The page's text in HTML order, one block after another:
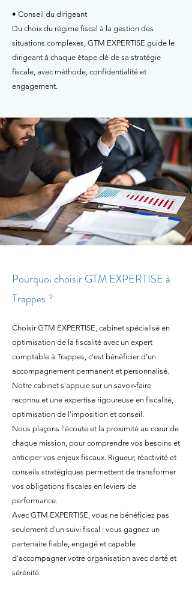
• Conseil du dirigeant
Du choix du régime fiscal à la gestion des
situations complexes, GTM EXPERTISE guide le
dirigeant à chaque étape clé de sa stratégie
fiscale, avec méthode, confidentialité et
engagement.
Pourquoi choisir GTM EXPERTISE à
Trappes ?
Choisir GTM EXPERTISE, cabinet spécialisé en
optimisation de la fiscalité avec un expert
comptable à Trappes, c'est bénéficier d'un
accompagnement permanent et personnalisé.
Notre cabinet s'appuie sur un savoir-faire
reconnu et une expertise rigoureuse en fiscalité,
optimisation de l'imposition et conseil.
Nous plaçons l'écoute et la proximité au cœur de
chaque mission, pour comprendre vos besoins et
anticiper vos enjeux fiscaux. Rigueur, réactivité et
conseils stratégiques permettent de transformer
vos obligations fiscales en leviers de
performance.
Avec GTM EXPERTISE, vous ne bénéficiez pas
seulement d'un suivi fiscal : vous gagnez un
partenaire fiable, engagé et capable
d'accompagner votre organisation avec clarté et
sérénité.